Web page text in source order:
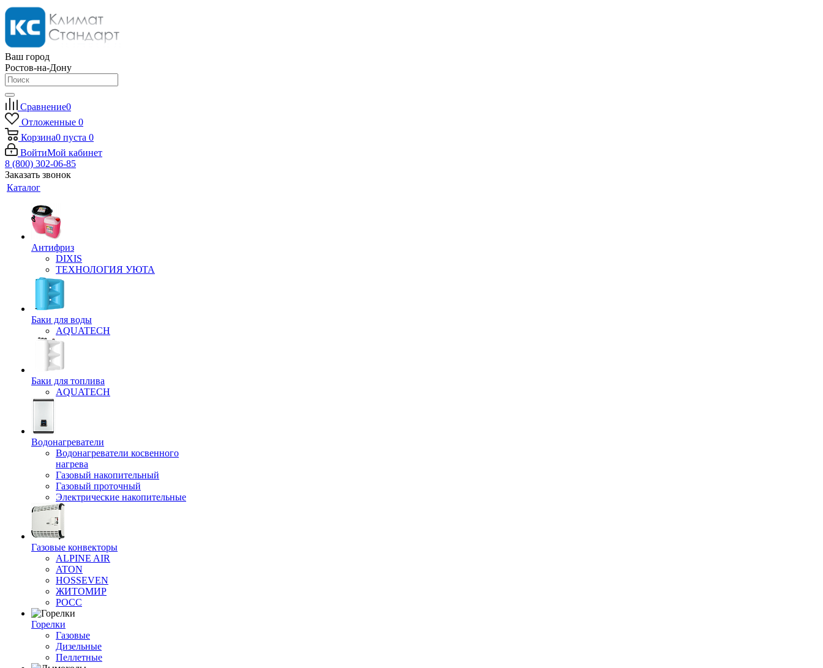
Ваш город
Ростов-на-Дону
Сравнение0
Отложенные 0
Корзина0 пуста 0
ВойтиМой кабинет
8 (800) 302-06-85
Заказать звонок
Каталог
Антифриз
DIXIS
ТЕХНОЛОГИЯ УЮТА
Баки для воды
AQUATECH
Баки для топлива
AQUATECH
Водонагреватели
Водонагреватели косвенного
нагрева
Газовый накопительный
Газовый проточный
Электрические накопительные
Газовые конвекторы
ALPINE AIR
ATON
HOSSEVEN
ЖИТОМИР
РОСС
Горелки
Газовые
Дизельные
Пеллетные